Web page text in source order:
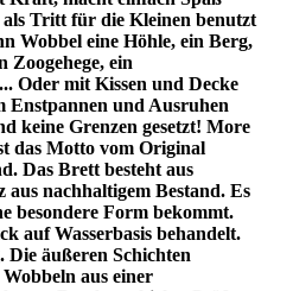
Tritt für die Kleinen benutzt
Wobbel eine Höhle, ein Berg,
Zoogehege, ein
Oder mit Kissen und Decke
Enstpannen und Ausruhen
keine Grenzen gesetzt! More
das Motto vom Original
Das Brett besteht aus
aus nachhaltigem Bestand. Es
besondere Form bekommt.
auf Wasserbasis behandelt.
Die äußeren Schichten
aus einer